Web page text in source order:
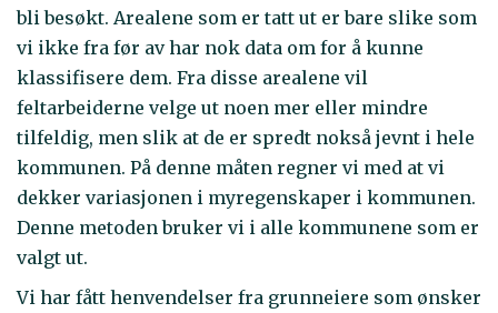
bli besøkt. Arealene som er tatt ut er bare slike som
vi ikke fra før av har nok data om for å kunne
klassifisere dem. Fra disse arealene vil
feltarbeiderne velge ut noen mer eller mindre
tilfeldig, men slik at de er spredt nokså jevnt i hele
kommunen. På denne måten regner vi med at vi
dekker variasjonen i myregenskaper i kommunen.
Denne metoden bruker vi i alle kommunene som er
valgt ut.
Vi har fått henvendelser fra grunneiere som ønsker